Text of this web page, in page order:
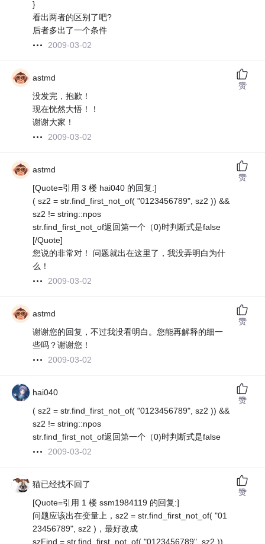
}
看出两者的区别了吧?
后者多出了一个条件
2009-03-02
astmd
没发完，抱歉！
现在恍然大悟！！
谢谢大家！
2009-03-02
赞
astmd
[Quote=引用 3 楼 hai040 的回复:]
( sz2 = str.find_first_not_of( "0123456789", sz2 )) &&
sz2 != string::npos
str.find_first_not_of返回第一个（0)时判断式是false
[/Quote]
您说的非常对！ 问题就出在这里了，我没弄明白为什
么！
2009-03-02
赞
astmd
谢谢您的回复，不过我没看明白。您能再解释的细一
些吗？谢谢您！
2009-03-02
赞
hai040
( sz2 = str.find_first_not_of( "0123456789", sz2 )) &&
sz2 != string::npos
str.find_first_not_of返回第一个（0)时判断式是false
2009-03-02
赞
猫已经找不回了
[Quote=引用 1 楼 ssm1984119 的回复:]
问题应该出在变量上，sz2 = str.find_first_not_of( "01
23456789", sz2 )，最好改成
szFind = str.find_first_not_of( "0123456789", sz2 ))
赞